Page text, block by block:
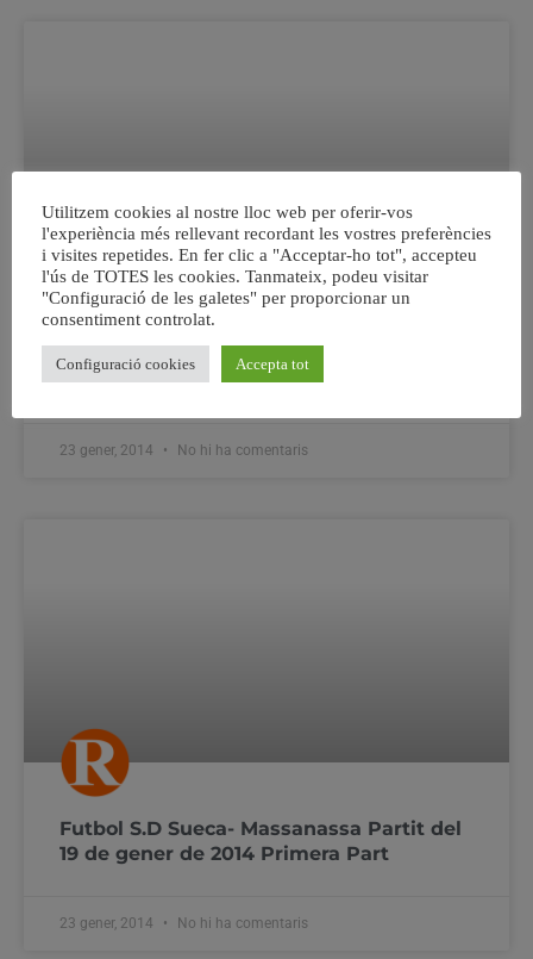
Maristes Algemesí – Club Handbol Ribera
Alta Audiovisión Alzira – Partit del 18 de
Gener de 2014 Primera Part
23 gener, 2014 No hi ha comentaris
Futbol S.D Sueca- Massanassa Partit del
19 de gener de 2014 Primera Part
23 gener, 2014 No hi ha comentaris
Utilitzem cookies al nostre lloc web per oferir-vos
l'experiència més rellevant recordant les vostres preferències
i visites repetides. En fer clic a "Acceptar-ho tot", accepteu
l'ús de TOTES les cookies. Tanmateix, podeu visitar
"Configuració de les galetes" per proporcionar un
consentiment controlat.
Configuració cookies Accepta tot